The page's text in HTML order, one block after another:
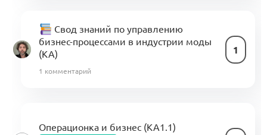
Свод знаний по управлению
бизнес-процессами в индустрии моды
(KA)
1
1 комментарий
Операционка и бизнес (КА1.1)